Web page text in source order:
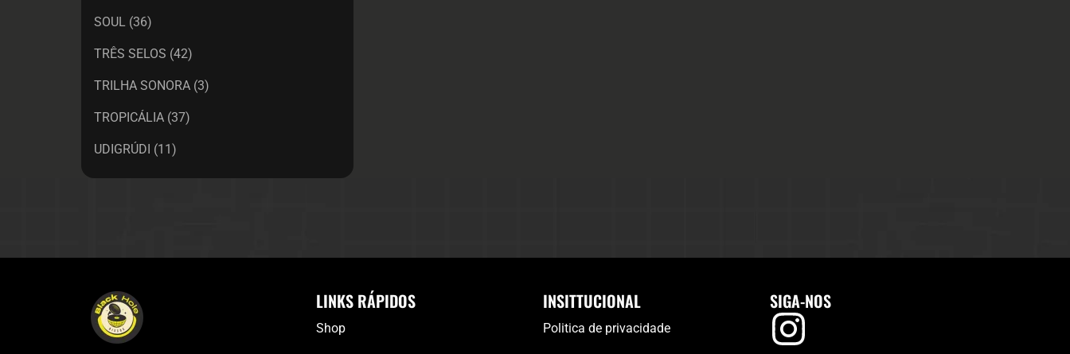
SOUL (36)
TRÊS SELOS (42)
TRILHA SONORA (3)
TROPICÁLIA (37)
UDIGRÚDI (11)
LINKS RÁPIDOS
Shop
INSITTUCIONAL
Politica de privacidade
SIGA-NOS